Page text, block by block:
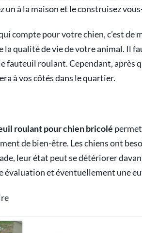
un à la maison et le construisez
compte pour votre chien, c’est de
la qualité de vie de votre animal. Il
fauteuil roulant. Cependant, après
à vos côtés dans le quartier.
roulant pour chien bricolé
de bien-être. Les chiens ont
leur état peut se détériorer
évaluation et éventuellement une